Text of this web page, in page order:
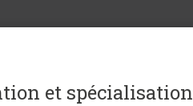
et spécialisation